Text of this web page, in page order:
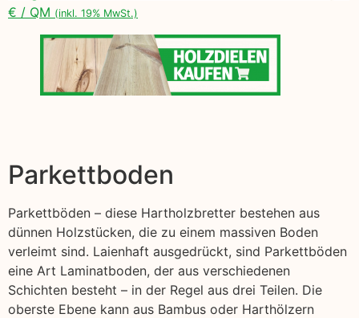
€ / QM (inkl. 19% MwSt.)
Parkettboden
Parkettböden – diese Hartholzbretter bestehen aus
dünnen Holzstücken, die zu einem massiven Boden
verleimt sind. Laienhaft ausgedrückt, sind Parkettböden
eine Art Laminatboden, der aus verschiedenen
Schichten besteht – in der Regel aus drei Teilen. Die
oberste Ebene kann aus Bambus oder Harthölzern